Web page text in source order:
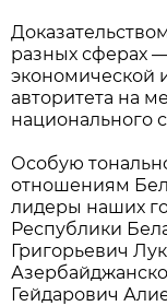
разных сферах
экономической
авторитета на
национального
Особую
отношениям
лидеры наших
Республики
Григорьевич
Гейдарович